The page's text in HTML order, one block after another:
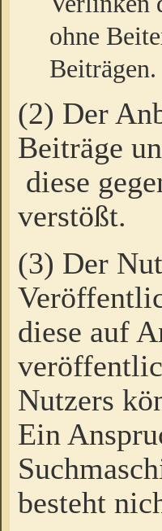
ohne
Beiträgen.
(2) Der
Beiträge
diese
verstößt.
(3) Der
diese auf
Nutzers
Ein
besteht